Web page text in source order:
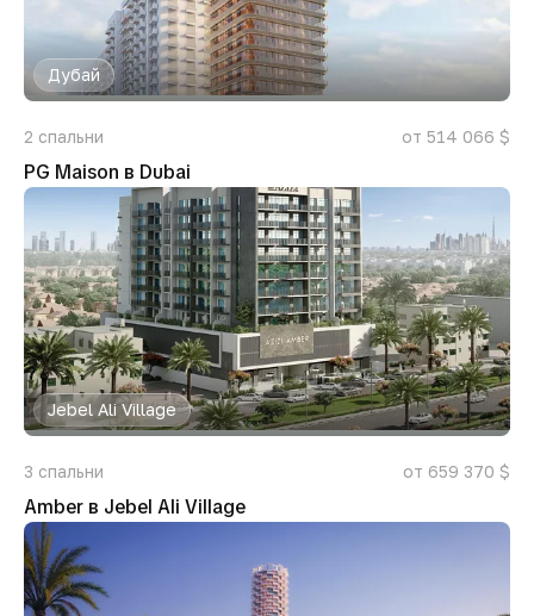
Дубай
2 спальни от 514 066 $
PG Maison в Dubai
Jebel Ali Village
3 спальни от 659 370 $
Amber в Jebel Ali Village